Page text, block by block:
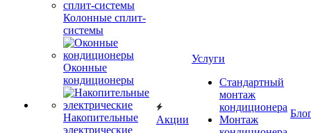
Колонные сплит-
системы
Оконные
кондиционеры
Накопительные
электрические
Акции
Услуги
Стандартный
монтаж
кондиционера
Монтаж